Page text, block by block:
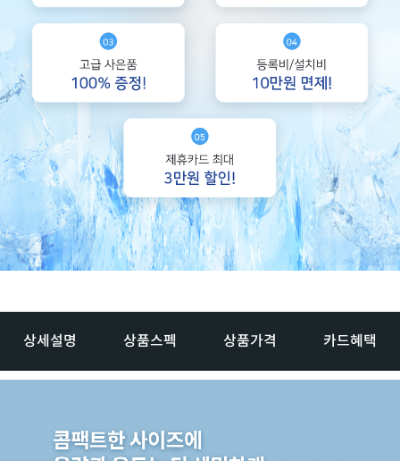
상세설명 상품스펙 상품가격 카드혜택